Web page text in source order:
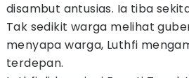
disambut antusias. Ia tiba
Tak sedikit warga melihat
menyapa warga, Luthfi
terdepan.